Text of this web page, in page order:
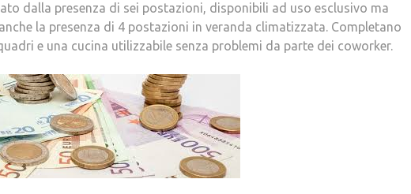
dalla presenza di sei postazioni, disponibili ad uso esclusivo ma
la presenza di 4 postazioni in veranda climatizzata. Completano
e una cucina utilizzabile senza problemi da parte dei coworker.